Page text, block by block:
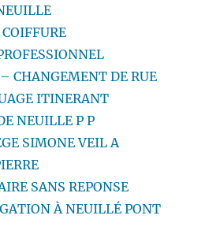
CHANGEMENT DE RUE
ITINERANT
NEUILLE P P
SIMONE VEIL A
SANS REPONSE
À NEUILLÉ PONT